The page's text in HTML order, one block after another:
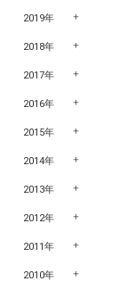
2019年
2018年
2017年
2016年
2015年
2014年
2013年
2012年
2011年
2010年